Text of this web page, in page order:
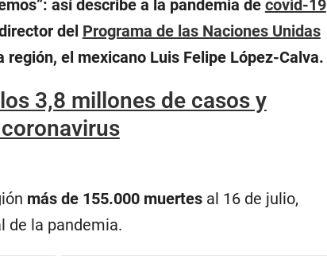
así describe a la pandemia de covid-19
del Programa de las Naciones Unidas
región, el mexicano Luis Felipe López-Calva.
3,8 millones de casos y
más de 155.000 muertesal 16 de julio,
de la pandemia.